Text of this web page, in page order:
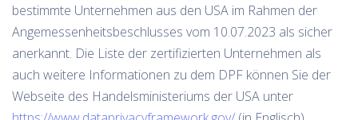
bestimmte Unternehmen aus den USA im Rahmen der
Angemessenheitsbeschlusses vom 10.07.2023 als sicher
anerkannt. Die Liste der zertifizierten Unternehmen als
auch weitere Informationen zu dem DPF können Sie der
Webseite des Handelsministeriums der USA unter